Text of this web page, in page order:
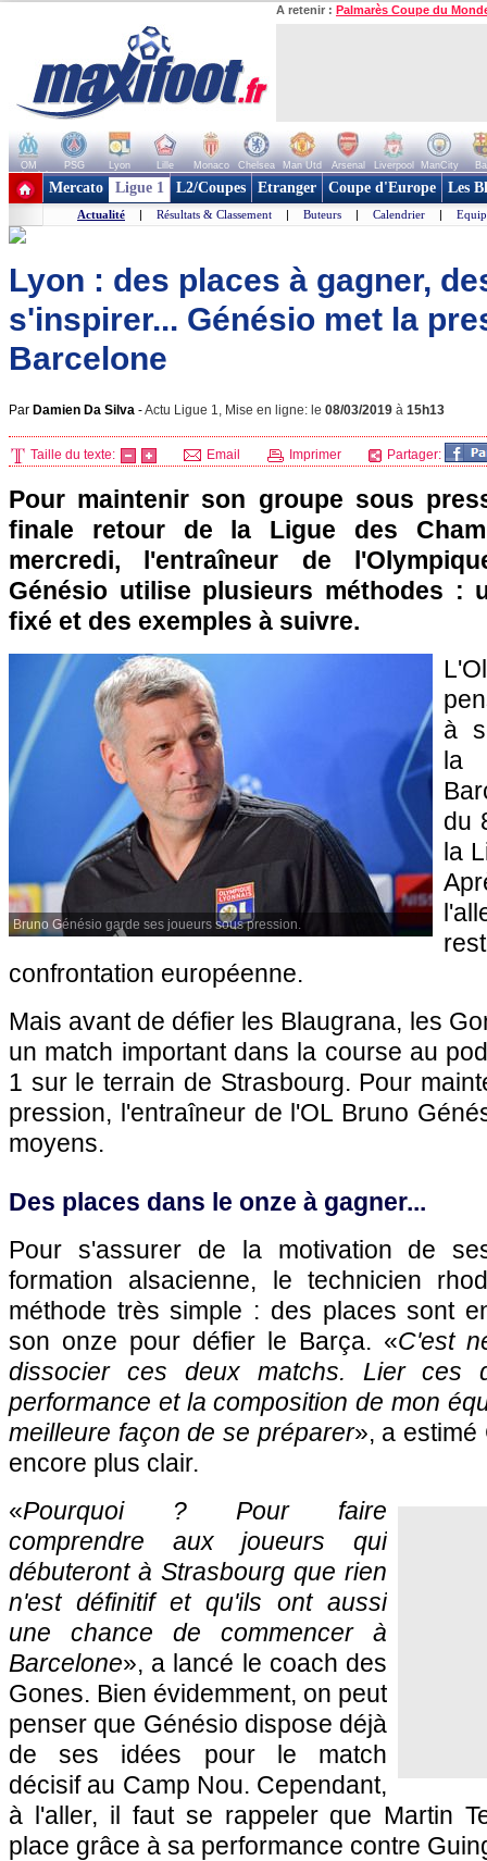
A retenir : Palmarès Coupe du
OM PSG Lyon Lille Monaco Chelsea Man Utd Arsenal Liverpool ManCity
+ de clubs
Mercato Ligue 1 L2/Coupes Etranger Coupe d'Europe Les
Actualité | Résultats & Classement | Buteurs | Calendrier |
Lyon : des places à gagner,
s'inspirer... Génésio met la
Barcelone
Par Damien Da Silva -Actu Ligue 1, Mise en ligne: le 08/03/2019 à 15h13
Taille du texte: Email Imprimer Partager:
Pour maintenir son groupe sous
finale retour de la Ligue des
mercredi, l'entraîneur de
Génésio utilise plusieurs méthodes :
fixé et des exemples à suivre.
Bruno Génésio garde ses joueurs sous pression.
à
la
du
la
confrontation européenne.
Mais avant de défier les Blaugrana, les
un match important dans la course au
1 sur le terrain de Strasbourg. Pour
pression, l'entraîneur de l'OL Bruno
moyens.
Des places dans le onze à gagner...
Pour s'assurer de la motivation de
formation alsacienne, le technicien
méthode très simple : des places sont
son onze pour défier le Barça. «C'est
dissocier ces deux matchs. Lier ces
performance et la composition de mon
meilleure façon de se préparer», a estimé
encore plus clair.
«Pourquoi ? Pour faire
comprendre aux joueurs qui
débuteront à Strasbourg que rien
n'est définitif et qu'ils ont aussi
une chance de commencer à
Barcelone», a lancé le coach des
Gones. Bien évidemment, on peut
penser que Génésio dispose déjà
de ses idées pour le match
décisif au Camp Nou. Cependant,
à l'aller, il faut se rappeler que Martin
place grâce à sa performance contre